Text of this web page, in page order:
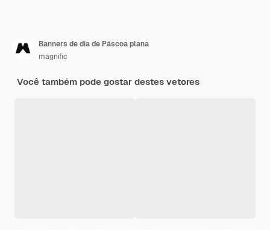
Banners de dia de Páscoa plana
magnific
Você também pode gostar destes vetores